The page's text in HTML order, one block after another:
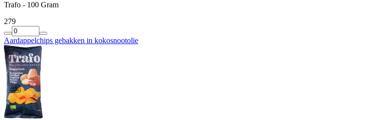
Trafo - 100 Gram
279
Aardappelchips gebakken in kokosnootolie